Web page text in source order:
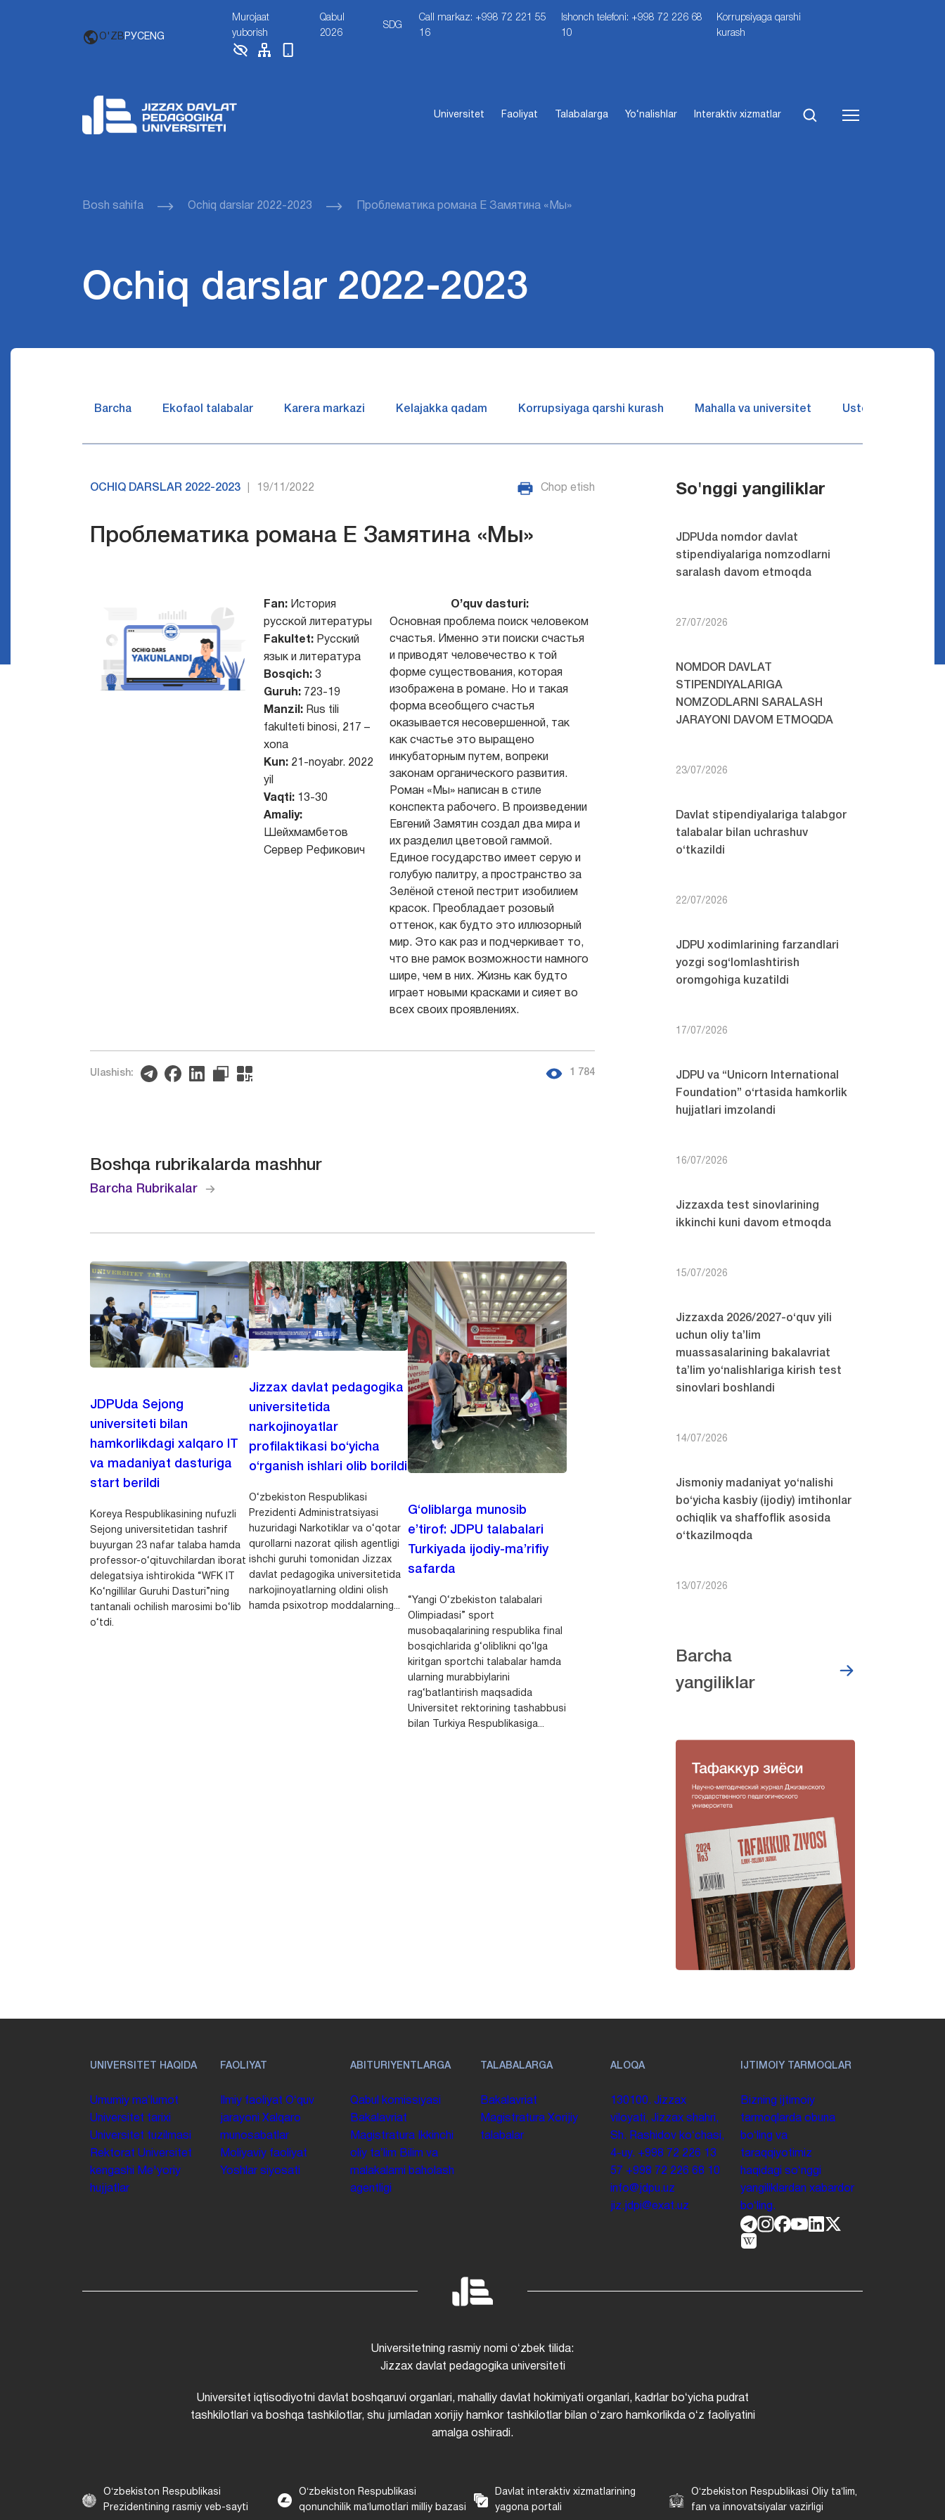
O'ZB РУСENG
Murojaat
yuborish
Qabul
2026
SDG
Call markaz: +998 72 221 55
16
Ishonch telefoni: +998 72 226 68
10
Korrupsiyaga qarshi
kurash
Universitet Faoliyat Talabalarga Yo‘nalishlar Interaktiv xizmatlar
Bosh sahifa Ochiq darslar 2022-2023 Проблематика романа Е Замятина «Мы»
Ochiq darslar 2022-2023
Barcha Ekofaol talabalar Karera markazi Kelajakka qadam Korrupsiyaga qarshi kurash Mahalla va universitet Ustozlar suhbatin
OCHIQ DARSLAR 2022-2023 19/11/2022 Chop etish
Проблематика романа Е Замятина «Мы»
Fan: История
русской литературы
Fakultet:Русский
язык и литература
Bosqich:3
Guruh:723-19
Manzil:Rus tili
fakulteti binosi, 217 –
xona
Kun: 21-noyabr. 2022
yil
Vaqti:13-30
Amaliy:
Шейхмамбетов
Сервер Рефикович
O’quv dasturi:
Основная проблема поиск человеком
счастья. Именно эти поиски счастья
и приводят человечество к той
форме существования, которая
изображена в романе. Но и такая
форма всеобщего счастья
оказывается несовершенной, так
как счастье это выращено
инкубаторным путем, вопреки
законам органического развития.
Роман «Мы» написан в стиле
конспекта рабочего. В произведении
Евгений Замятин создал два мира и
их разделил цветовой гаммой.
Единое государство имеет серую и
голубую палитру, а пространство за
Зелёной стеной пестрит изобилием
красок. Преобладает розовый
оттенок, как будто это иллюзорный
мир. Это как раз и подчеркивает то,
что вне рамок возможности намного
шире, чем в них. Жизнь как будто
играет новыми красками и сияет во
всех своих проявлениях.
Ulashish: 1 784
Boshqa rubrikalarda mashhur
Barcha Rubrikalar
JDPUda Sejong
universiteti bilan
hamkorlikdagi xalqaro IT
va madaniyat dasturiga
start berildi
Koreya Respublikasining nufuzli
Sejong universitetidan tashrif
buyurgan 23 nafar talaba hamda
professor-o‘qituvchilardan iborat
delegatsiya ishtirokida “WFK IT
Ko‘ngillilar Guruhi Dasturi”ning
tantanali ochilish marosimi bo‘lib
o‘tdi.
Jizzax davlat pedagogika
universitetida
narkojinoyatlar
profilaktikasi bo‘yicha
o‘rganish ishlari olib borildi
O‘zbekiston Respublikasi
Prezidenti Administratsiyasi
huzuridagi Narkotiklar va o‘qotar
qurollarni nazorat qilish agentligi
ishchi guruhi tomonidan Jizzax
davlat pedagogika universitetida
narkojinoyatlarning oldini olish
hamda psixotrop moddalarning...
G‘oliblarga munosib
e’tirof: JDPU talabalari
Turkiyada ijodiy-ma’rifiy
safarda
“Yangi O‘zbekiston talabalari
Olimpiadasi” sport
musobaqalarining respublika final
bosqichlarida g‘oliblikni qo‘lga
kiritgan sportchi talabalar hamda
ularning murabbiylarini
rag‘batlantirish maqsadida
Universitet rektorining tashabbusi
bilan Turkiya Respublikasiga...
So'nggi yangiliklar
JDPUda nomdor davlat
stipendiyalariga nomzodlarni
saralash davom etmoqda
27/07/2026
NOMDOR DAVLAT
STIPENDIYALARIGA
NOMZODLARNI SARALASH
JARAYONI DAVOM ETMOQDA
23/07/2026
Davlat stipendiyalariga talabgor
talabalar bilan uchrashuv
o‘tkazildi
22/07/2026
JDPU xodimlarining farzandlari
yozgi sog‘lomlashtirish
oromgohiga kuzatildi
17/07/2026
JDPU va “Unicorn International
Foundation” o‘rtasida hamkorlik
hujjatlari imzolandi
16/07/2026
Jizzaxda test sinovlarining
ikkinchi kuni davom etmoqda
15/07/2026
Jizzaxda 2026/2027-o‘quv yili
uchun oliy ta’lim
muassasalarining bakalavriat
ta’lim yo‘nalishlariga kirish test
sinovlari boshlandi
14/07/2026
Jismoniy madaniyat yo‘nalishi
bo‘yicha kasbiy (ijodiy) imtihonlar
ochiqlik va shaffoflik asosida
o‘tkazilmoqda
13/07/2026
Barcha
yangiliklar
UNIVERSITET HAQIDA
Umumiy maʼlumot
Universitet tarixi
Universitet tuzilmasi
Rektorat Universitet
kengashi
Me'yoriy
hujjatlar
FAOLIYAT
Ilmiy faoliyat Oʻquv
jarayoni Xalqaro
munosabatlar
Moliyaviy faoliyat
Yoshlar siyosati
ABITURIYENTLARGA
Qabul komissiyasi
Bakalavriat
Magistratura
Ikkinchi
oliy taʼlim Bilim va
malakalarni baholash
agentligi
TALABALARGA
Bakalavriat
Magistratura Xorijiy
talabalar
ALOQA
130100. Jizzax
viloyati, Jizzax shahri,
Sh. Rashidov koʻchasi,
4-uy. +998 72 226 13
57 +998 72 226 68 10
info@jdpu.uz
jiz.jdpi@exat.uz
IJTIMOIY TARMOQLAR
Bizning ijtimoiy
tarmoqlarda obuna
boʻling va
taraqqiyotimiz
haqidagi soʻnggi
yangiliklardan xabardor
boʻling.
Universitetning rasmiy nomi oʻzbek tilida:
Jizzax davlat pedagogika universiteti
Universitet iqtisodiyotni davlat boshqaruvi organlari, mahalliy davlat hokimiyati organlari, kadrlar boʻyicha pudrat
tashkilotlari va boshqa tashkilotlar, shu jumladan xorijiy hamkor tashkilotlar bilan oʻzaro hamkorlikda oʻz faoliyatini
amalga oshiradi.
Oʻzbekiston Respublikasi
Prezidentining rasmiy veb-sayti
Oʻzbekiston Respublikasi
qonunchilik maʼlumotlari milliy bazasi
Davlat interaktiv xizmatlarining
yagona portali
Oʻzbekiston Respublikasi Oliy taʼlim,
fan va innovatsiyalar vazirligi